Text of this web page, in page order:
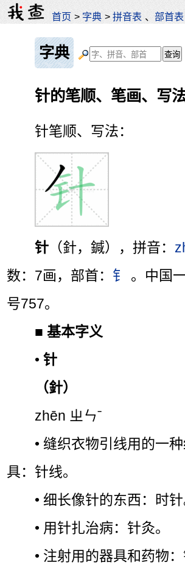
首页 > 字典 >拼音表 、部首表
字典
针的笔顺、笔画、写
针笔顺、写法：
针 （針，鍼），拼音：
数：7画，部首： 钅
。中国
号757。
■基本字义
•针
（針）
zhēn ㄓㄣˉ
• 缝织衣物引线用的一
具：针线。
• 细长像针的东西：时针
• 用针扎治病：针灸。
• 注射用的器具和药物：